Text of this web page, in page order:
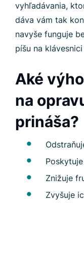
vyhľadávania,
dáva vám tak
navyše funguje
píšu na
Aké
na
prináša?
Znižuje
Zvyšuje